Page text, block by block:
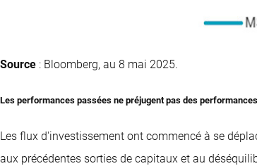
Source : Bloomberg, au 8 mai 2025.
Les performances passées ne préjugent pas des
Les flux d'investissement ont commencé à se
aux précédentes sorties de capitaux et au